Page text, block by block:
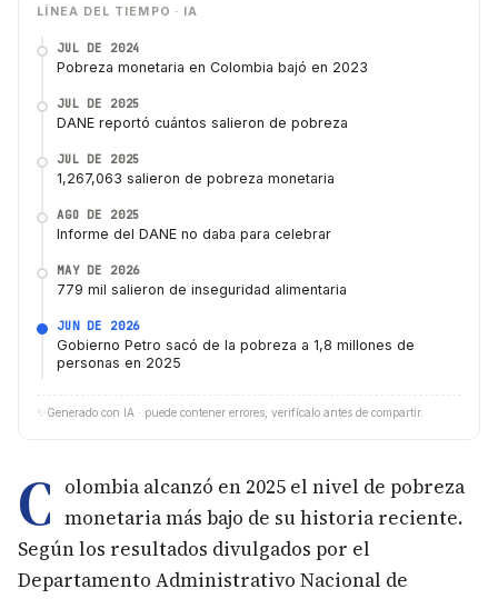
LÍNEA DEL TIEMPO · IA
JUL DE 2024
Pobreza monetaria en Colombia bajó en 2023
JUL DE 2025
DANE reportó cuántos salieron de pobreza
JUL DE 2025
1,267,063 salieron de pobreza monetaria
AGO DE 2025
Informe del DANE no daba para celebrar
MAY DE 2026
779 mil salieron de inseguridad alimentaria
JUN DE 2026
Gobierno Petro sacó de la pobreza a 1,8 millones de
personas en 2025
✨ Generado con IA · puede contener errores, verifícalo antes de compartir.
C olombia alcanzó en 2025 el nivel de pobreza
monetaria más bajo de su historia reciente.
Según los resultados divulgados por el
Departamento Administrativo Nacional de